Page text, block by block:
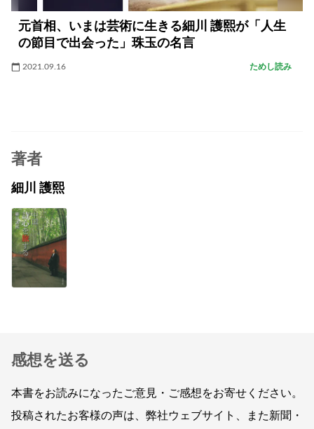
元首相、いまは芸術に生きる細川 護熙が「人生
の節目で出会った」珠玉の名言
2021.09.16 ためし読み
著者
細川 護熙
感想を送る
本書をお読みになったご意見・ご感想をお寄せください。
投稿されたお客様の声は、弊社ウェブサイト、また新聞・